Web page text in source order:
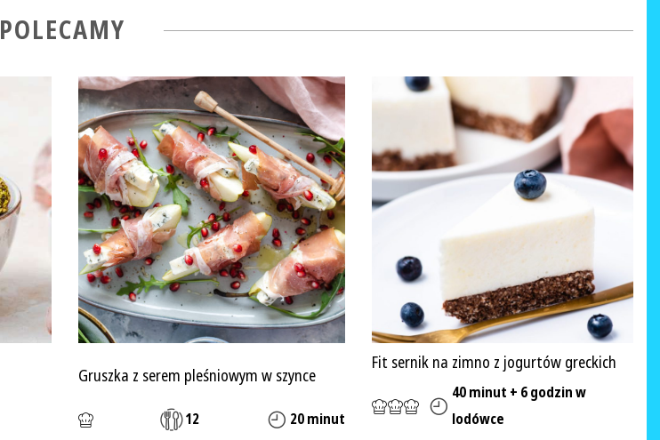
POLECAMY
Gruszka z serem pleśniowym w szynce
12 20 minut
Fit sernik na zimno z jogurtów greckich
40 minut + 6 godzin w
lodówce